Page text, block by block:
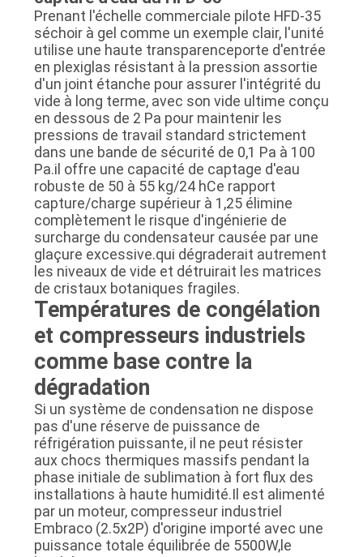
Prenant l'échelle commerciale pilote HFD-35
séchoir à gel comme un exemple clair, l'unité
utilise une haute transparenceporte d'entrée
en plexiglas résistant à la pression assortie
d'un joint étanche pour assurer l'intégrité du
vide à long terme, avec son vide ultime conçu
en dessous de 2 Pa pour maintenir les
pressions de travail standard strictement
dans une bande de sécurité de 0,1 Pa à 100
Pa.il offre une capacité de captage d'eau
robuste de 50 à 55 kg/24 hCe rapport
capture/charge supérieur à 1,25 élimine
complètement le risque d'ingénierie de
surcharge du condensateur causée par une
glaçure excessive.qui dégraderait autrement
les niveaux de vide et détruirait les matrices
de cristaux botaniques fragiles.
Températures de congélation
et compresseurs industriels
comme base contre la
dégradation
Si un système de condensation ne dispose
pas d'une réserve de puissance de
réfrigération puissante, il ne peut résister
aux chocs thermiques massifs pendant la
phase initiale de sublimation à fort flux des
installations à haute humidité.Il est alimenté
par un moteur, compresseur industriel
Embraco (2.5x2P) d'origine importé avec une
puissance totale équilibrée de 5500W,le